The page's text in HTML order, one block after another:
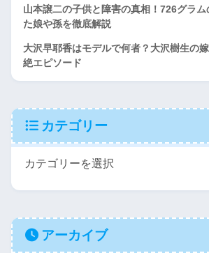
山本譲二の子供と障害の真相！726グラ
た娘や孫を徹底解説
大沢早耶香はモデルで何者？大沢樹生の
絶エピソード
カテゴリー
アーカイブ